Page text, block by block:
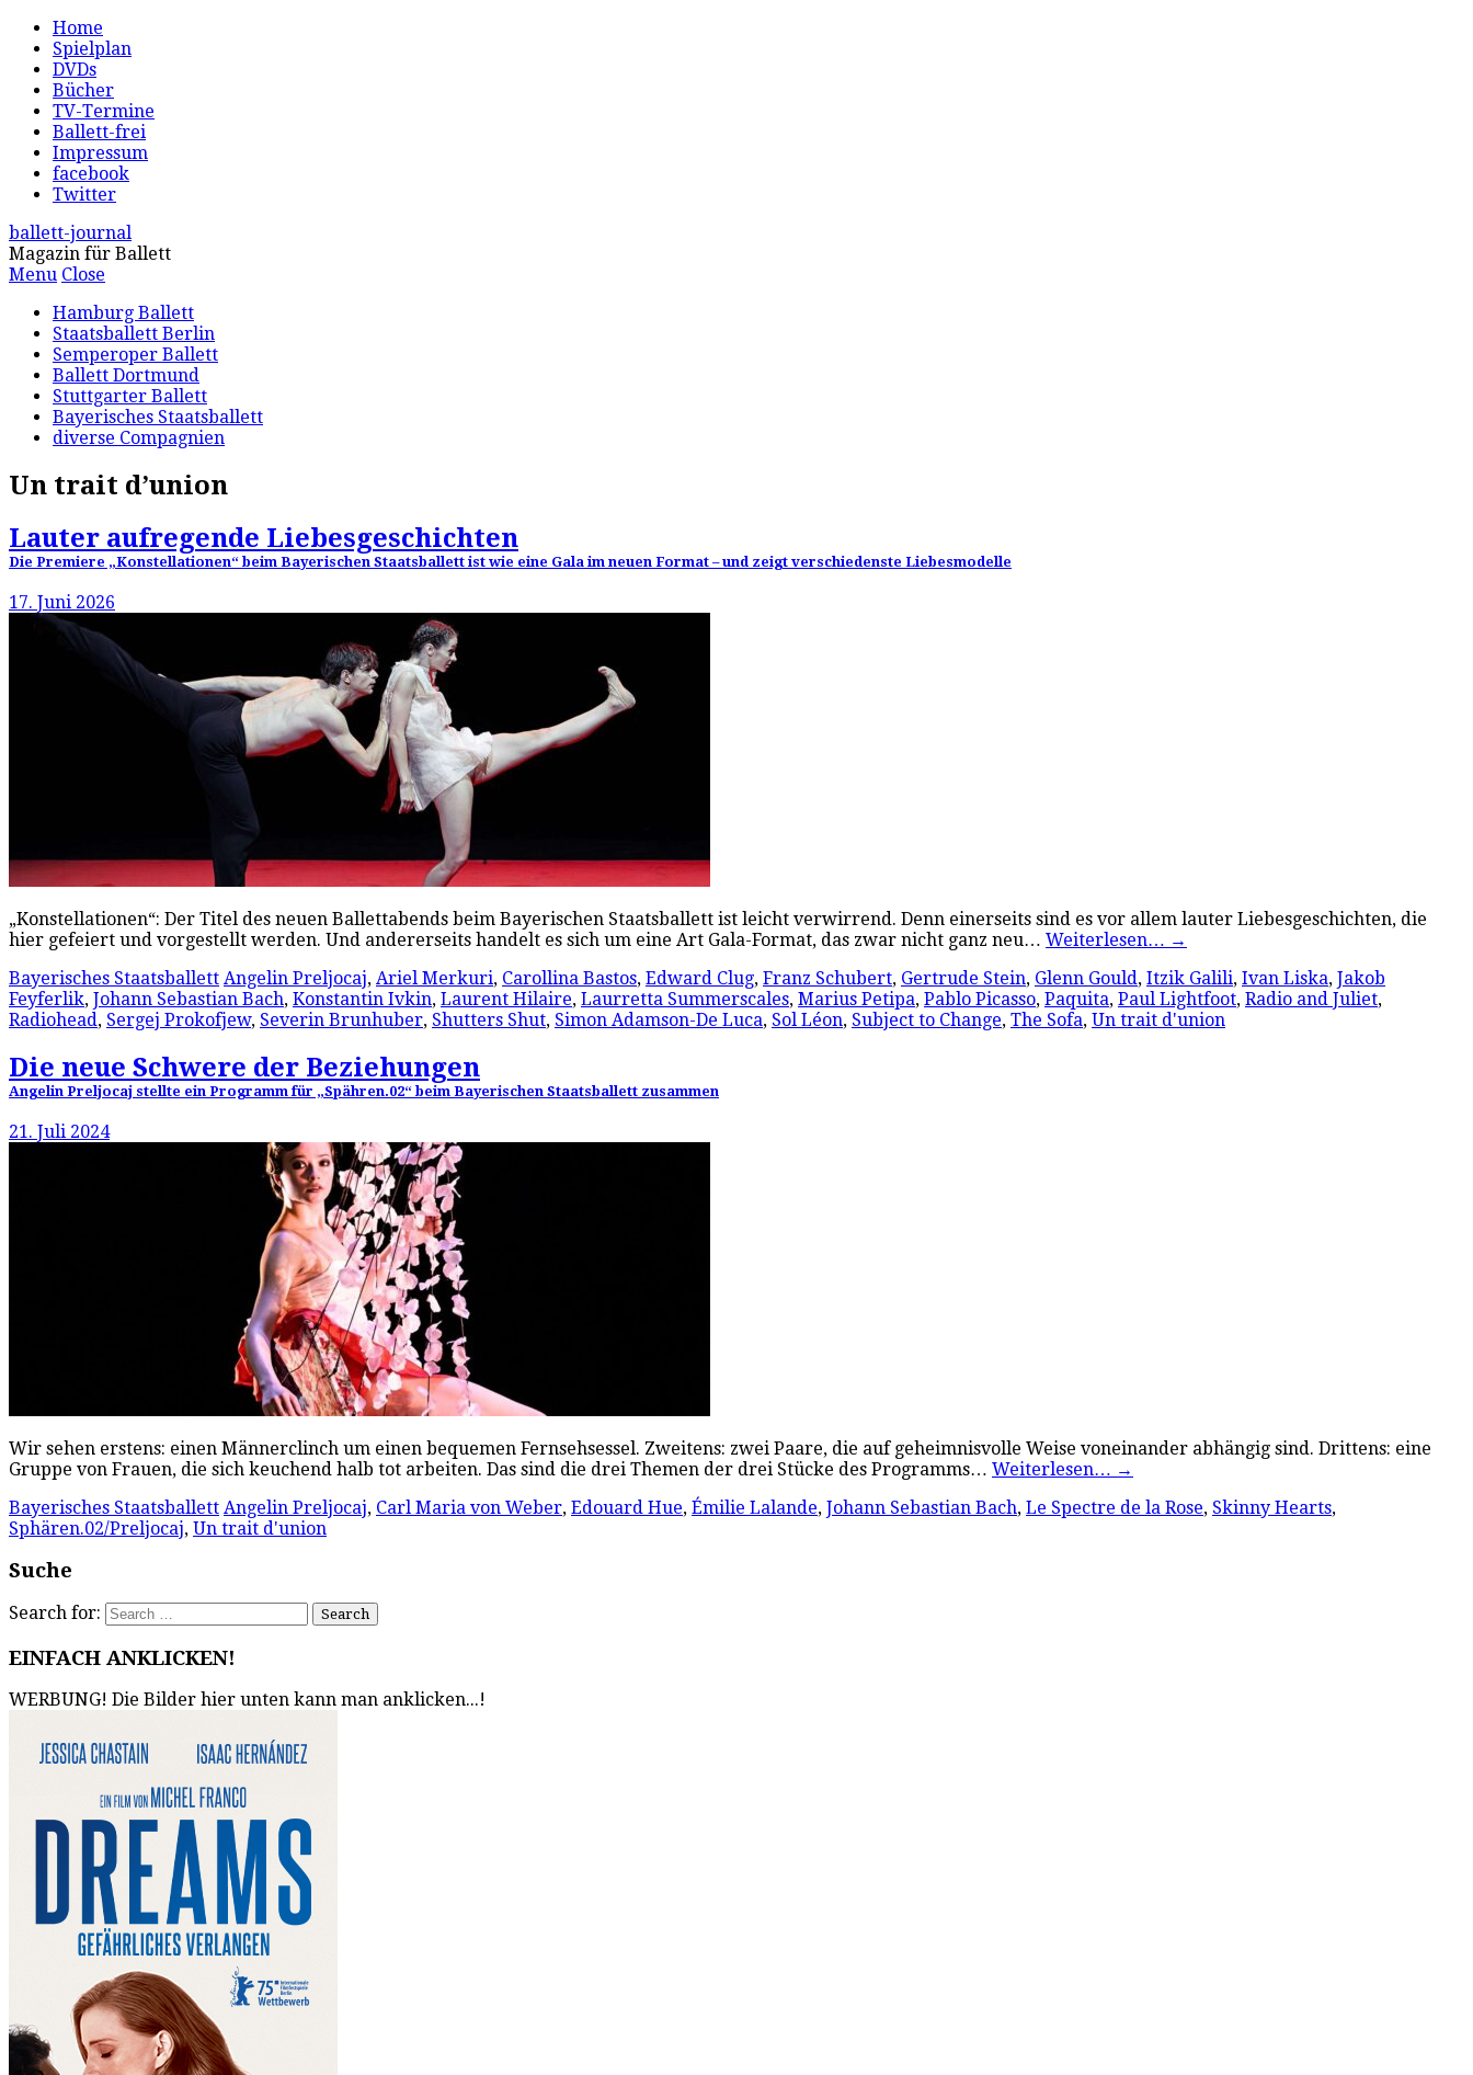
Home
Spielplan
DVDs
Bücher
TV-Termine
Ballett-frei
Impressum
facebook
Twitter
ballett-journal
Magazin für Ballett
Menu Close
Hamburg Ballett
Staatsballett Berlin
Semperoper Ballett
Ballett Dortmund
Stuttgarter Ballett
Bayerisches Staatsballett
diverse Compagnien
Un trait d’union
Lauter aufregende Liebesgeschichten
Die Premiere „Konstellationen“ beim Bayerischen Staatsballett ist wie eine Gala im neuen Format – und zeigt verschiedenste Liebesmodelle
17. Juni 2026
„Konstellationen“: Der Titel des neuen Ballettabends beim Bayerischen Staatsballett ist leicht verwirrend. Denn einerseits sind es vor allem lauter Liebesgeschichten, die
hier gefeiert und vorgestellt werden. Und andererseits handelt es sich um eine Art Gala-Format, das zwar nicht ganz neu… Weiterlesen… →
Bayerisches Staatsballett Angelin Preljocaj, Ariel Merkuri, Carollina Bastos, Edward Clug, Franz Schubert, Gertrude Stein, Glenn Gould, Itzik Galili, Ivan Liska, Jakob
Feyferlik, Johann Sebastian Bach, Konstantin Ivkin, Laurent Hilaire, Laurretta Summerscales, Marius Petipa, Pablo Picasso, Paquita, Paul Lightfoot, Radio and Juliet,
Radiohead, Sergej Prokofjew, Severin Brunhuber, Shutters Shut, Simon Adamson-De Luca, Sol Léon, Subject to Change, The Sofa, Un trait d'union
Die neue Schwere der Beziehungen
Angelin Preljocaj stellte ein Programm für „Spähren.02“ beim Bayerischen Staatsballett zusammen
21. Juli 2024
Wir sehen erstens: einen Männerclinch um einen bequemen Fernsehsessel. Zweitens: zwei Paare, die auf geheimnisvolle Weise voneinander abhängig sind. Drittens: eine
Gruppe von Frauen, die sich keuchend halb tot arbeiten. Das sind die drei Themen der drei Stücke des Programms… Weiterlesen… →
Bayerisches Staatsballett Angelin Preljocaj, Carl Maria von Weber, Edouard Hue, Émilie Lalande, Johann Sebastian Bach, Le Spectre de la Rose, Skinny Hearts,
Sphären.02/Preljocaj, Un trait d'union
Suche
Search for:
EINFACH ANKLICKEN!
WERBUNG! Die Bilder hier unten kann man anklicken...!